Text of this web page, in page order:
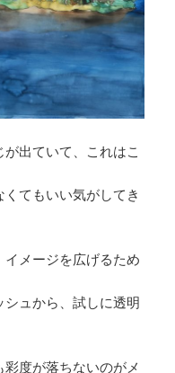
出ていて、これはこ
てもいい気がしてき
メージを広げるため
ュから、試しに透明
度が落ちないのがメ